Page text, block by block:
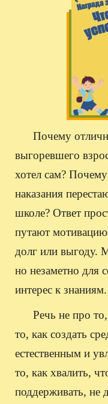
Почему
выгоревшего
хотел сам?
наказания
школе? Ответ
путают
долг или выгоду.
но незаметно для
интерес к знаниям.
Речь не про
то, как создать
естественным и
то, как хвалить,
поддерживать, не